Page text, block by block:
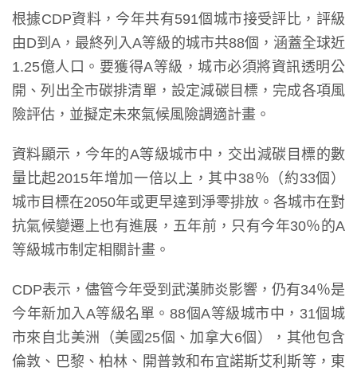
根據CDP資料，今年共有591個城市接受評比，評級
由D到A，最終列入A等級的城市共88個，涵蓋全球近
1.25億人口。要獲得A等級，城市必須將資訊透明公
開、列出全市碳排清單，設定減碳目標，完成各項風
險評估，並擬定未來氣候風險調適計畫。
資料顯示，今年的A等級城市中，交出減碳目標的數
量比起2015年增加一倍以上，其中38％（約33個）
城市目標在2050年或更早達到淨零排放。各城市在對
抗氣候變遷上也有進展，五年前，只有今年30％的A
等級城市制定相關計畫。
CDP表示，儘管今年受到武漢肺炎影響，仍有34％是
今年新加入A等級名單。88個A等級城市中，31個城
市來自北美洲（美國25個、加拿大6個），其他包含
倫敦、巴黎、柏林、開普敦和布宜諾斯艾利斯等，東